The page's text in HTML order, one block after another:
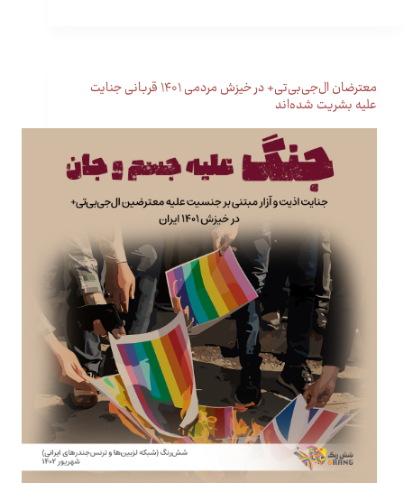
معترضان ال‌جی‌بی‌تی+ در خیزش مردمی ۱۴۰۱ قربانی جنایت
علیه بشریت شده‌اند